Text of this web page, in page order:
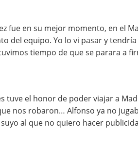
fue en su mejor momento, en el
del equipo. Yo lo vi pasar y
tiempo de que se parara a
tuve el honor de poder viajar a
nos robaron… Alfonso ya no
al que no quiero hacer